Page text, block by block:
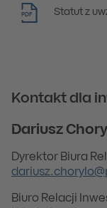
PDF Statut z
Kontakt dla
Dariusz
Dyrektor Biura
Biuro Relacji